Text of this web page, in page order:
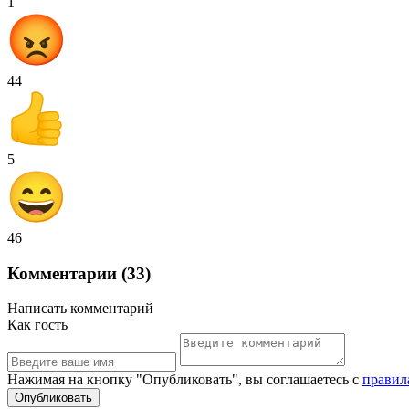
44
5
46
Комментарии (33)
Написать комментарий
Как гость
Нажимая на кнопку "Опубликовать", вы соглашаетесь с